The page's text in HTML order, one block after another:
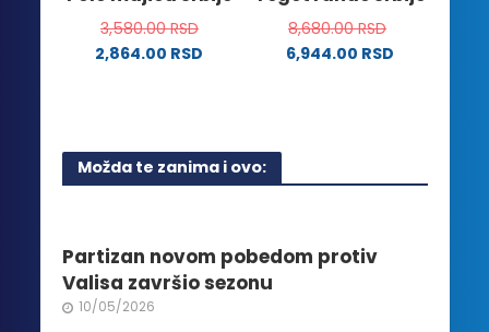
stranici
proizvoda.
3,580.00RSD
2,864.00 RSD
više
varijanti.
biti
izabrane
na
8,680.00RSD
6,944.00 RSD
Možda te zanima i ovo:
Partizan novom pobedom protiv
Valisa završio sezonu
10/05/2026